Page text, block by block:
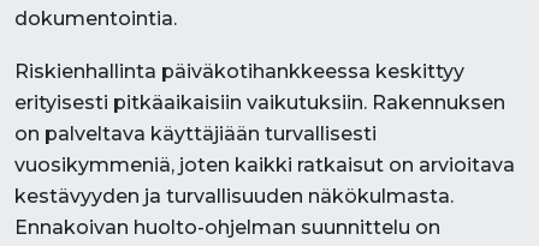
dokumentointia.
Riskienhallinta päiväkotihankkeessa keskittyy
erityisesti pitkäaikaisiin vaikutuksiin. Rakennuksen
on palveltava käyttäjiään turvallisesti
vuosikymmeniä, joten kaikki ratkaisut on arvioitava
kestävyyden ja turvallisuuden näkökulmasta.
Ennakoivan huolto-ohjelman suunnittelu on